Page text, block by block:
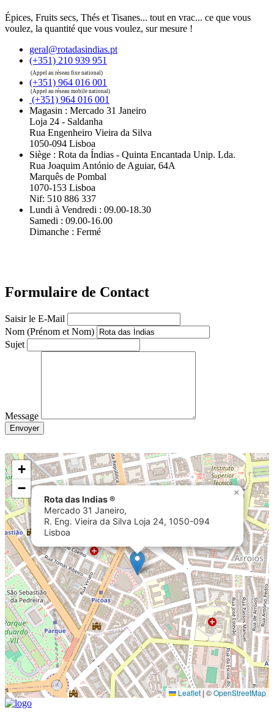
Épices, Fruits secs, Thés et Tisanes... tout en vrac... ce que vous
voulez, la quantité que vous voulez, sur mesure !
geral@rotadasindias.pt
(+351) 210 939 951
(Appel au réseau fixe national)
(+351) 964 016 001
(Appel au réseau mobile national)
(+351) 964 016 001
Magasin : Mercado 31 Janeiro
Loja 24 - Saldanha
Rua Engenheiro Vieira da Silva
1050-094 Lisboa
Siège : Rota da Índias - Quinta Encantada Unip. Lda.
Rua Joaquim António de Aguiar, 64A
Marquês de Pombal
1070-153 Lisboa
Nif: 510 886 337
Lundi à Vendredi : 09.00-18.30
Samedi : 09.00-16.00
Dimanche : Fermé
Formulaire de Contact
Saisir le E-Mail
Nom (Prénom et Nom)
Sujet
Message
Envoyer
Rota das Indias ®
Mercado 31 Janeiro,
R. Eng. Vieira da Silva Loja 24, 1050-094
Lisboa
×
+
−
Leaflet | ©OpenStreetMap